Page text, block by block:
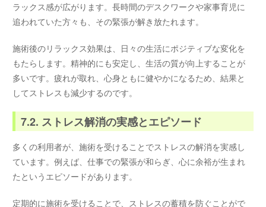
ラックス感が広がります。長時間のデスクワークや家事育児に
追われていた方々も、その緊張が解き放たれます。
施術後のリラックス効果は、日々の生活にポジティブな変化を
もたらします。精神的にも安定し、生活の質が向上することが
多いです。疲れが取れ、心身ともに健やかになるため、結果と
してストレスも減少するのです。
7.2. ストレス解消の実感とエピソード
多くの利用者が、施術を受けることでストレスの解消を実感し
ています。例えば、仕事での緊張が和らぎ、心に余裕が生まれ
たというエピソードがあります。
定期的に施術を受けることで、ストレスの蓄積を防ぐことがで